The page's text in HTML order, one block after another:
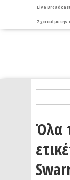
Live Broadcast
Σχετικά με
Όλα